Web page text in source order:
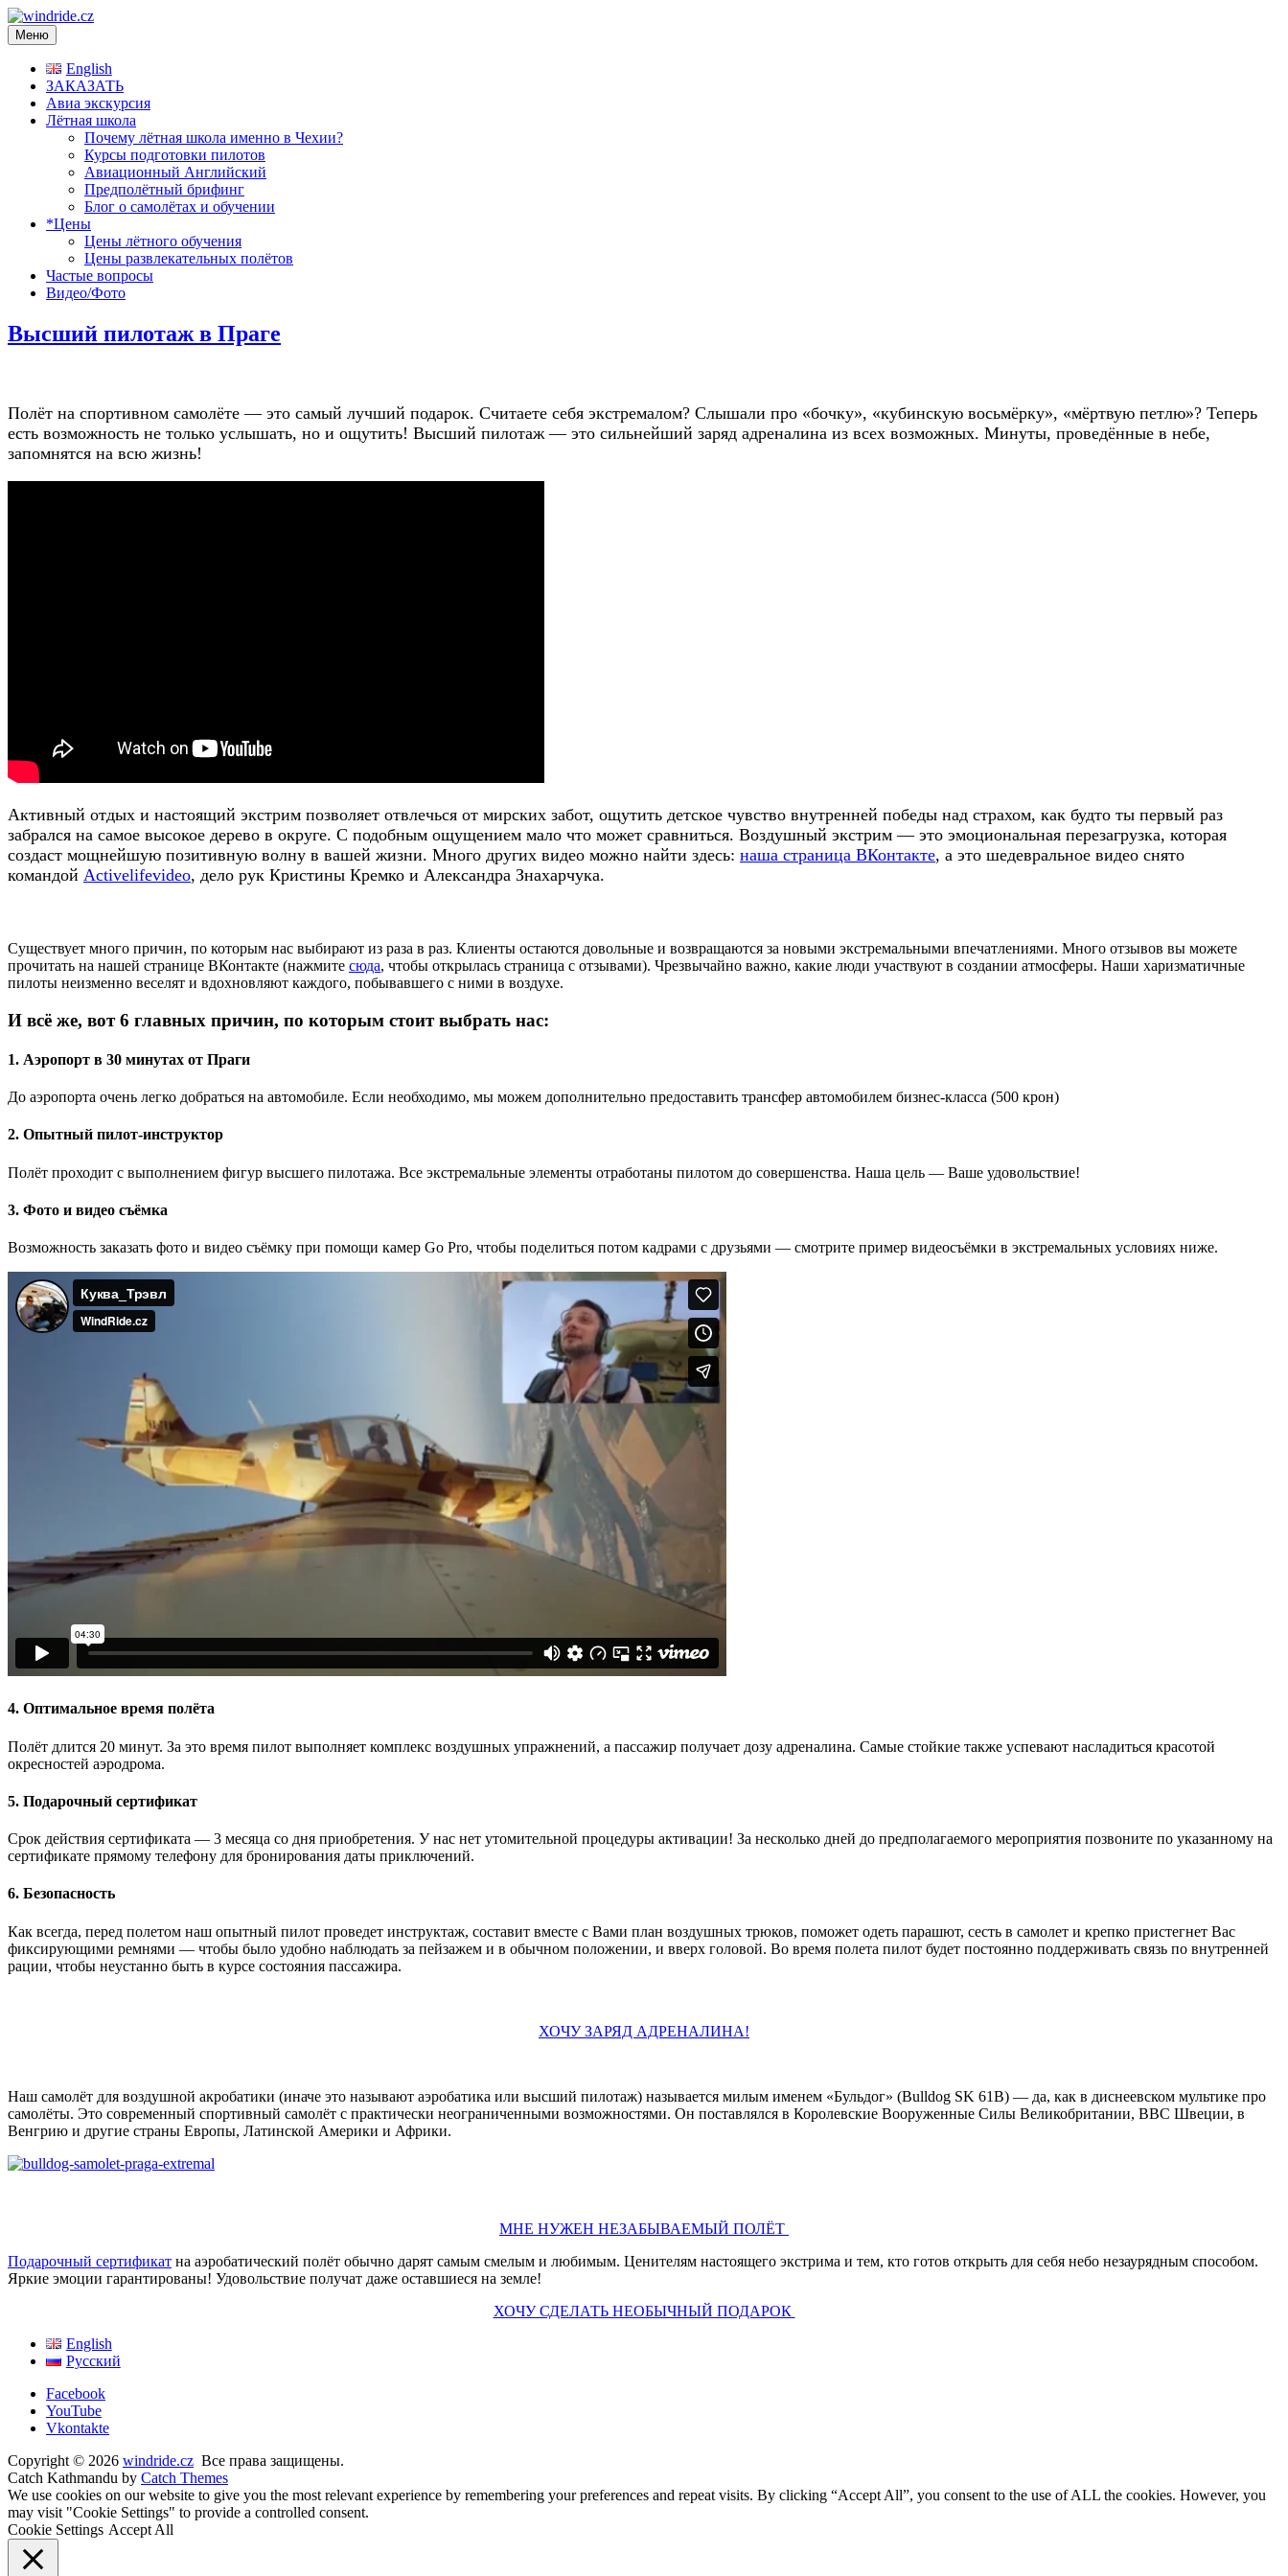
windride.cz
Лётная школа — Полеты на частном самолёте над Прагой. Романтика в воздухе. Необычная экскурсия. Что делать в Праге Настоящий экстрим. Лётное училище в Чехии
Меню
English
ЗАКАЗАТЬ
Авиа экскурсия
Лётная школа
Почему лётная школа именно в Чехии?
Курсы подготовки пилотов
Авиационный Английский
Предполётный брифинг
Блог о самолётах и обучении
*Цены
Цены лётного обучения
Цены развлекательных полётов
Частые вопросы
Видео/Фото
Высший пилотаж в Праге
Полёт на спортивном самолёте — это самый лучший подарок. Считаете себя экстремалом? Слышали про «бочку», «кубинскую восьмёрку», «мёртвую петлю»? Теперь
есть возможность не только услышать, но и ощутить! Высший пилотаж — это сильнейший заряд адреналина из всех возможных. Минуты, проведённые в небе,
запомнятся на всю жизнь!
Активный отдых и настоящий экстрим позволяет отвлечься от мирских забот, ощутить детское чувство внутренней победы над страхом, как будто ты первый раз
забрался на самое высокое дерево в округе. С подобным ощущением мало что может сравниться. Воздушный экстрим — это эмоциональная перезагрузка, которая
создаст мощнейшую позитивную волну в вашей жизни. Много других видео можно найти здесь: наша страница ВКонтакте, а это шедевральное видео снято
командой Activelifevideo, дело рук Кристины Кремко и Александра Знахарчука.
Существует много причин, по которым нас выбирают из раза в раз. Клиенты остаются довольные и возвращаются за новыми экстремальными впечатлениями. Много отзывов вы можете
прочитать на нашей странице ВКонтакте (нажмите сюда, чтобы открылась страница с отзывами). Чрезвычайно важно, какие люди участвуют в создании атмосферы. Наши харизматичные
пилоты неизменно веселят и вдохновляют каждого, побывавшего с ними в воздухе.
И всё же, вот 6 главных причин, по которым стоит выбрать нас:
1. Аэропорт в 30 минутах от Праги
До аэропорта очень легко добраться на автомобиле. Если необходимо, мы можем дополнительно предоставить трансфер автомобилем бизнес-класса (500 крон)
2. Опытный пилот-инструктор
Полёт проходит с выполнением фигур высшего пилотажа. Все экстремальные элементы отработаны пилотом до совершенства. Наша цель — Ваше удовольствие!
3. Фото и видео съёмка
Возможность заказать фото и видео съёмку при помощи камер Go Pro, чтобы поделиться потом кадрами с друзьями — смотрите пример видеосъёмки в экстремальных условиях ниже.
4. Оптимальное время полёта
Полёт длится 20 минут. За это время пилот выполняет комплекс воздушных упражнений, а пассажир получает дозу адреналина. Самые стойкие также успевают насладиться красотой
окресностей аэродрома.
5. Подарочный сертификат
Срок действия сертификата — 3 месяца со дня приобретения. У нас нет утомительной процедуры активации! За несколько дней до предполагаемого мероприятия позвоните по указанному на
сертификате прямому телефону для бронирования даты приключений.
6. Безопасность
Как всегда, перед полетом наш опытный пилот проведет инструктаж, составит вместе с Вами план воздушных трюков, поможет одеть парашют, сесть в самолет и крепко пристегнет Вас
фиксирующими ремнями — чтобы было удобно наблюдать за пейзажем и в обычном положении, и вверх головой. Во время полета пилот будет постоянно поддерживать связь по внутренней
рации, чтобы неустанно быть в курсе состояния пассажира.
ХОЧУ ЗАРЯД АДРЕНАЛИНА!
Наш самолёт для воздушной акробатики (иначе это называют аэробатика или высший пилотаж) называется милым именем «Бульдог» (Bulldog SK 61B) — да, как в диснеевском мультике про
самолёты. Это современный спортивный самолёт с практически неограниченными возможностями. Он поставлялся в Королевские Вооруженные Силы Великобритании, ВВС Швеции, в
Венгрию и другие страны Европы, Латинской Америки и Африки.
МНЕ НУЖЕН НЕЗАБЫВАЕМЫЙ ПОЛЁТ
Подарочный сертификат на аэробатический полёт обычно дарят самым смелым и любимым. Ценителям настоящего экстрима и тем, кто готов открыть для себя небо незаурядным способом.
Яркие эмоции гарантированы! Удовольствие получат даже оставшиеся на земле!
ХОЧУ СДЕЛАТЬ НЕОБЫЧНЫЙ ПОДАРОК
English
Русский
Facebook
YouTube
Vkontakte
Copyright © 2026 windride.cz Все права защищены.
Catch Kathmandu by Catch Themes
Прокрутить
вверх
We use cookies on our website to give you the most relevant experience by remembering your preferences and repeat visits. By clicking “Accept All”, you consent to the use of ALL the cookies. However, you
may visit "Cookie Settings" to provide a controlled consent.
Cookie Settings Accept All